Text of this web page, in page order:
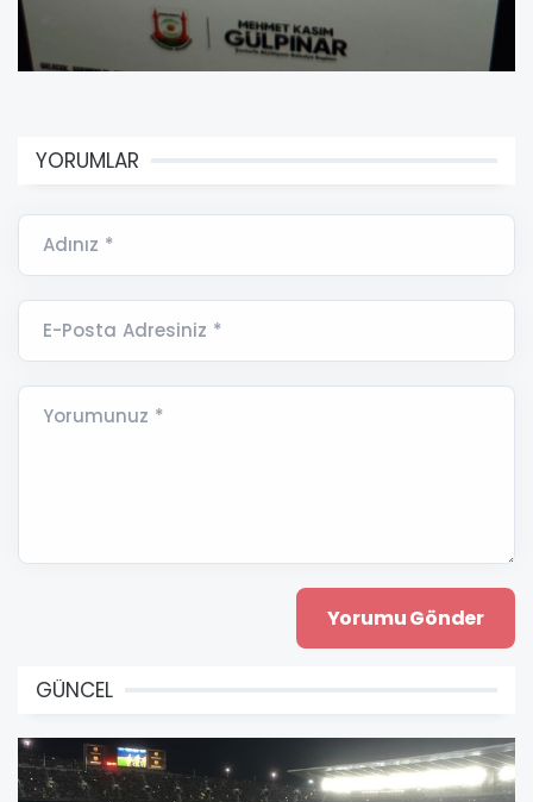
YORUMLAR
Adınız *
E-Posta Adresiniz *
Yorumunuz *
GÜNCEL